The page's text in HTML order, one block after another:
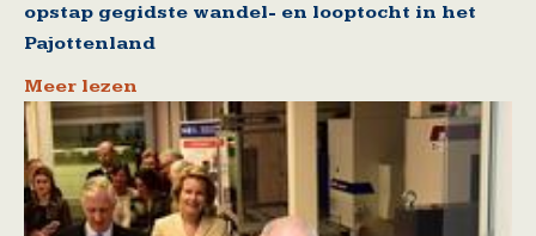
opstap gegidste wandel- en looptocht in het
Pajottenland
Meer lezen